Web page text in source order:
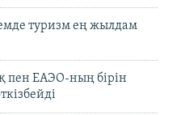
туризм ең жылдам
пен ЕАЭО-ның бірін